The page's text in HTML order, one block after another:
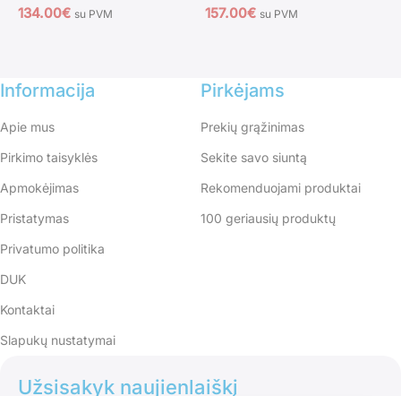
134.00€ su PVM 157.00€ su PVM
Informacija
Apie mus
Pirkimo taisyklės
Apmokėjimas
Pristatymas
Privatumo politika
DUK
Kontaktai
Slapukų nustatymai
Pirkėjams
Prekių grąžinimas
Sekite savo siuntą
Rekomenduojami produktai
100 geriausių produktų
Užsisakyk naujienlaiškį